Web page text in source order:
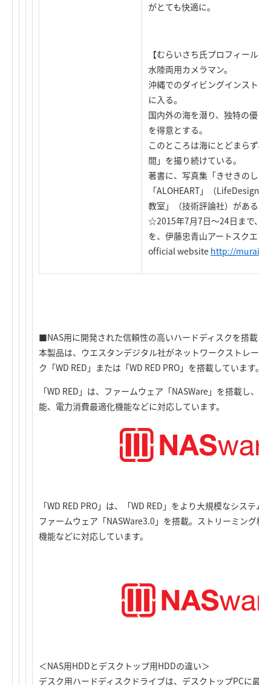
がとても快適に。
【むらいさち氏プロフィール】
水陸両用カメラマン。
沖縄でのダイビングインスト
に入る。
国内外の海を潜り、独特の優
を得意とする。
このところは海にとどまらず
間」を撮り続けている。
著書に、写真集「きせきのし
「ALOHEART」（
教室」（技術評論社）がある。
☆2015年7月7日～24日まで、
を、伊藤忠青山アートスクエア
official website http://
■NAS用に開発された信頼性の高いハードディスクを搭載
本製品は、ウエスタンデジタル社がネットワークストレー
ク「WD RED」または「WD RED PRO」を搭載しています。
「WD RED」は、ファームウェア「NASWare」を搭載し、
能、電力消費最適化機能などに対応しています。
「WD RED PRO」は、「WD RED」をより大規模なシステ
ファームウェア「NASWare3.0」を搭載。ストリーミング機
機能などに対応しています。
＜NAS用HDDとデスクトップ用HDDの違い＞
デスク用ハードディスクドライブは、デスクトップPCに最